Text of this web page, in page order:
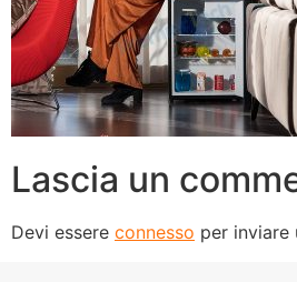
Lascia un
Devi essere connesso per inviare